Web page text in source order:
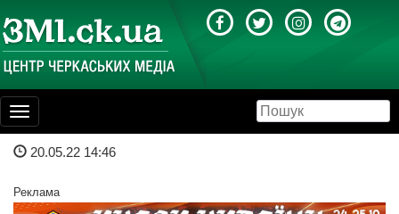
Toggle
navigation
20.05.22 14:46
Реклама